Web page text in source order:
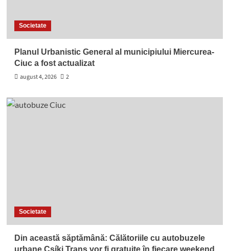
Societate
Planul Urbanistic General al municipiului Miercurea-
Ciuc a fost actualizat
august 4, 2026
2
Societate
Din această săptămână: Călătoriile cu autobuzele
urbane Csíki Trans vor fi gratuite în fiecare weekend